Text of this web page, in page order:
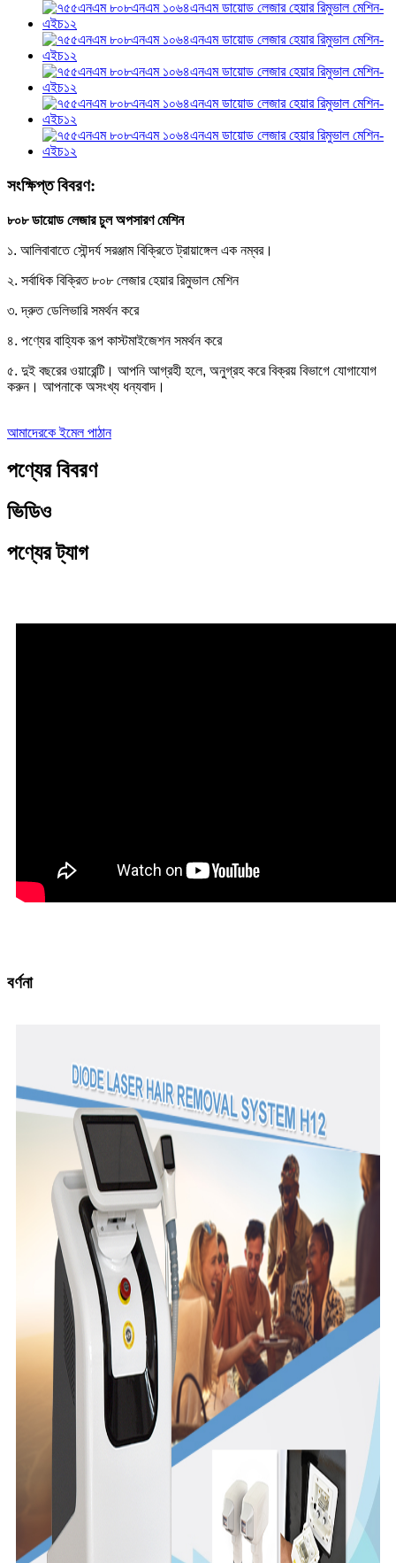
সংক্ষিপ্ত বিবরণ:
৮০৮ ডায়োড লেজার চুল অপসারণ মেশিন
১. আলিবাবাতে সৌন্দর্য সরঞ্জাম বিক্রিতে ট্রায়াঙ্গেল এক নম্বর।
২. সর্বাধিক বিক্রিত ৮০৮ লেজার হেয়ার রিমুভাল মেশিন
৩. দ্রুত ডেলিভারি সমর্থন করে
৪. পণ্যের বাহ্যিক রূপ কাস্টমাইজেশন সমর্থন করে
৫. দুই বছরের ওয়ারেন্টি। আপনি আগ্রহী হলে, অনুগ্রহ করে বিক্রয় বিভাগে যোগাযোগ
করুন। আপনাকে অসংখ্য ধন্যবাদ।
আমাদেরকে ইমেল পাঠান
পণ্যের বিবরণ
ভিডিও
পণ্যের ট্যাগ
বর্ণনা